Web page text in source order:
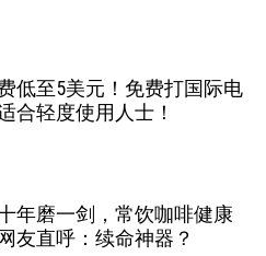
低至5美元！免费打国际电
合轻度使用人士！
年磨一剑，常饮咖啡健康
友直呼：续命神器？